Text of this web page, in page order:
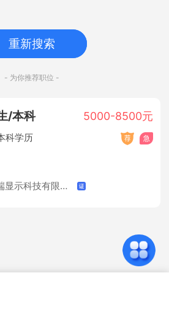
重新搜索
- 为你推荐职位 -
/本科 5000-8500元
科学历
信利（仁寿）高端显示科技有限公司